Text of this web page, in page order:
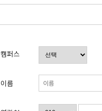
캠퍼스
이름